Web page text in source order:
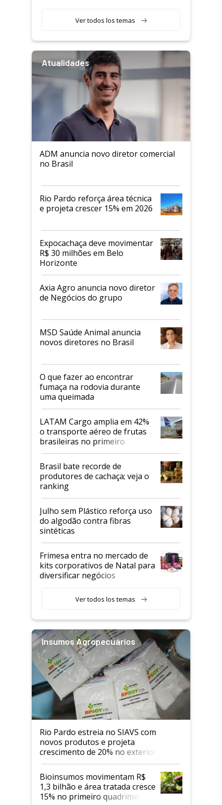
Ver todos los temas
Atualidades
ADM anuncia novo diretor comercial
no Brasil
Rio Pardo reforça área técnica
e projeta crescer 15% em 2026
Expocachaça deve movimentar
R$ 30 milhões em Belo
Horizonte
Axia Agro anuncia novo diretor
de Negócios do grupo
MSD Saúde Animal anuncia
novos diretores no Brasil
O que fazer ao encontrar
fumaça na rodovia durante
uma queimada
LATAM Cargo amplia em 42%
o transporte aéreo de frutas
brasileiras no primeiro
semestre
Brasil bate recorde de
produtores de cachaça; veja o
ranking
Julho sem Plástico reforça uso
do algodão contra fibras
sintéticas
Frimesa entra no mercado de
kits corporativos de Natal para
diversificar negócios
Ver todos los temas
Insumos Agropecuários
Rio Pardo estreia no SIAVS com
novos produtos e projeta
crescimento de 20% no exterior
Bioinsumos movimentam R$
1,3 bilhão e área tratada cresce
15% no primeiro quadrimestre